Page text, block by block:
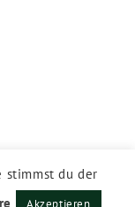
stimmst du der
Akzeptieren